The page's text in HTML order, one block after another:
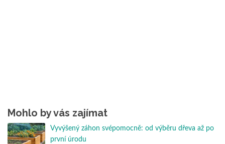
Mohlo by vás zajímat
Vyvýšený záhon svépomocně: od výběru dřeva až po
první úrodu